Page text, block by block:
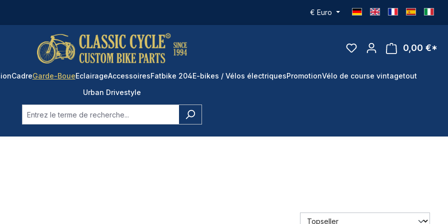
€ Euro
0,00 €*
CadreGarde-BoueEclairageAccessoiresFatbike 204E-bikes / Vélos électriquesPromotionVélo de course vintagetout
Urban Drivestyle